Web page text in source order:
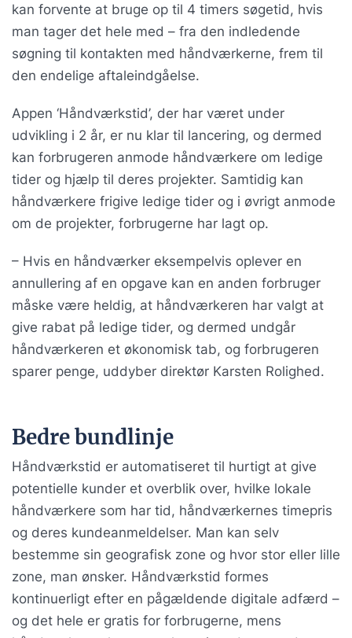
kan forvente at bruge op til 4 timers søgetid, hvis
man tager det hele med – fra den indledende
søgning til kontakten med håndværkerne, frem til
den endelige aftaleindgåelse.
Appen ‘Håndværkstid’, der har været under
udvikling i 2 år, er nu klar til lancering, og dermed
kan forbrugeren anmode håndværkere om ledige
tider og hjælp til deres projekter. Samtidig kan
håndværkere frigive ledige tider og i øvrigt anmode
om de projekter, forbrugerne har lagt op.
– Hvis en håndværker eksempelvis oplever en
annullering af en opgave kan en anden forbruger
måske være heldig, at håndværkeren har valgt at
give rabat på ledige tider, og dermed undgår
håndværkeren et økonomisk tab, og forbrugeren
sparer penge, uddyber direktør Karsten Rolighed.
Bedre bundlinje
Håndværkstid er automatiseret til hurtigt at give
potentielle kunder et overblik over, hvilke lokale
håndværkere som har tid, håndværkernes timepris
og deres kundeanmeldelser. Man kan selv
bestemme sin geografisk zone og hvor stor eller lille
zone, man ønsker. Håndværkstid formes
kontinuerligt efter en pågældende digitale adfærd –
og det hele er gratis for forbrugerne, mens